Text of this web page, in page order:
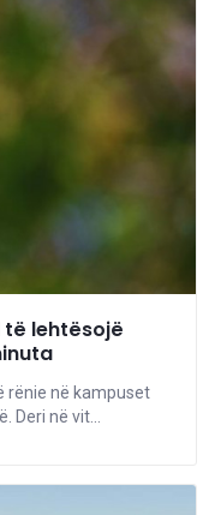
të lehtësojë
rënie në kampuset
Deri në vit...